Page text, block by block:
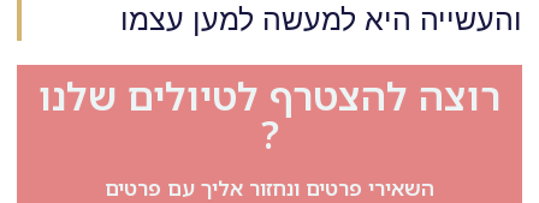
והעשייה היא למעשה למען עצמו
רוצה להצטרף לטיולים שלנו
?
השאירי פרטים ונחזור אליך עם פרטים